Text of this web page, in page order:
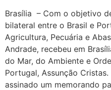
Brasília – Com o objetivo
bilateral entre o Brasil e
Agricultura, Pecuária e
Andrade, recebeu em
do Mar, do Ambiente e
Portugal, Assunção
assinado um memorando